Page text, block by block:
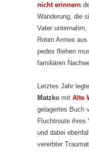
nicht erinnern
Wanderung, die
Vater
Roten Armee
pedes fliehen
familiären
Letztes Jahr
Matzko mit Alte
gelagertes Buch
Fluchtroute ihres
und dabei
vererbter